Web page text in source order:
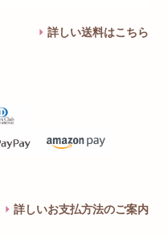
詳しい送料はこちら
詳しいお支払方法のご案内